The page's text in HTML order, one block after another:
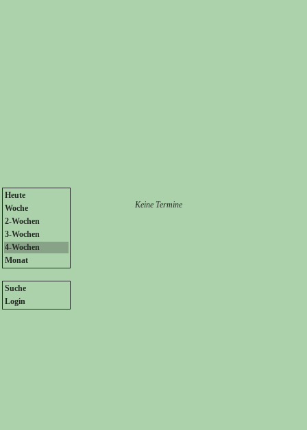
Heute
Woche
2-Wochen
3-Wochen
4-Wochen
Monat
Suche
Login
Keine Termine